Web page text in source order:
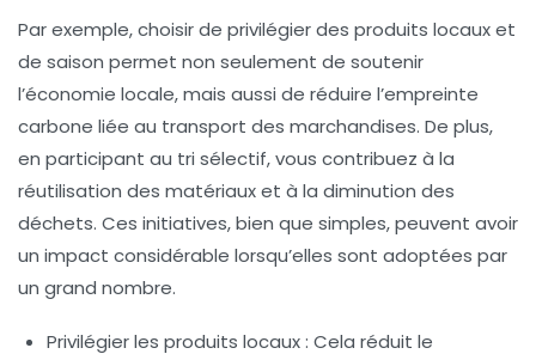
Par exemple, choisir de privilégier des produits locauxet
de saison permet non seulement de soutenir
l’économie locale, mais aussi de réduire l’empreinte
carbone liée au transport des marchandises. De plus,
en participant au tri sélectif, vous contribuez à la
réutilisation des matériaux et à la diminution des
déchets. Ces initiatives, bien que simples, peuvent avoir
un impact considérable lorsqu’elles sont adoptées par
un grand nombre.
Privilégier les produits locaux : Cela réduit le